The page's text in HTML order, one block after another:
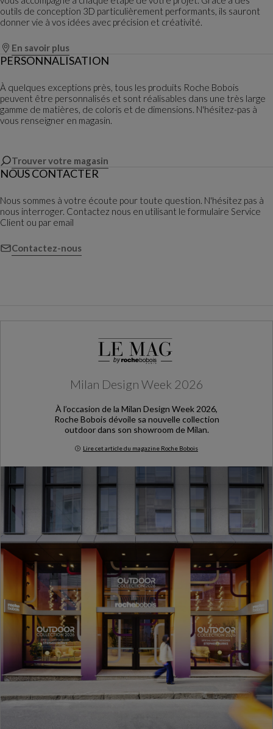
outils de conception 3D particulièrement performants, ils sauront
donner vie à vos idées avec précision et créativité.
En savoir plus
PERSONNALISATION
À quelques exceptions près, tous les produits Roche Bobois
peuvent être personnalisés et sont réalisables dans une très large
gamme de matières, de coloris et de dimensions. N'hésitez-pas à
vous renseigner en magasin.
Trouver votre magasin
NOUS CONTACTER
Nous sommes à votre écoute pour toute question. N'hésitez pas à
nous interroger. Contactez nous en utilisant le formulaire Service
Client ou par email
Contactez-nous
Milan Design Week 2026
À l’occasion de la Milan Design Week 2026,
Roche Bobois dévoile sa nouvelle collection
outdoor dans son showroom de Milan.
Lire cet article du magazine Roche Bobois
Milan Design Week 2026